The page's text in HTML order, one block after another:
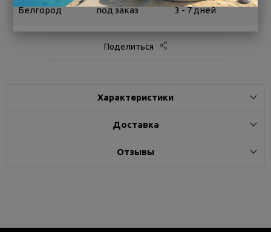
Белгород под заказ 3 - 7 дней
Поделиться
Характеристики
Доставка
Отзывы